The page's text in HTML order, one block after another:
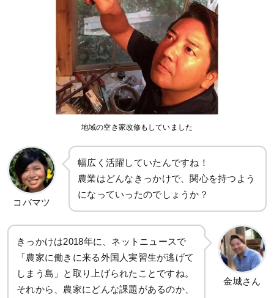
地域の空き家改修もしていました
コバマツ
幅広く活躍していたんですね！
農業はどんなきっかけで、関心を持つよう
になっていったのでしょうか？
きっかけは2018年に、ネットニュースで
「農家に働きに来る外国人実習生が逃げて
しまう島」と取り上げられたことですね。
それから、農家にどんな課題があるのか、
金城さん